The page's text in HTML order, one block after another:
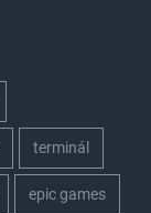
terminál
epic games